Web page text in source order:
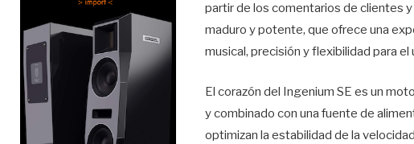
partir de los comentarios de clientes
maduro y potente, que ofrece una
musical, precisión y flexibilidad para el
El corazón del Ingenium SE es un
y combinado con una fuente de
optimizan la estabilidad de la